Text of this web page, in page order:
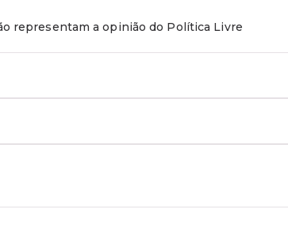
representam a opinião do Política Livre